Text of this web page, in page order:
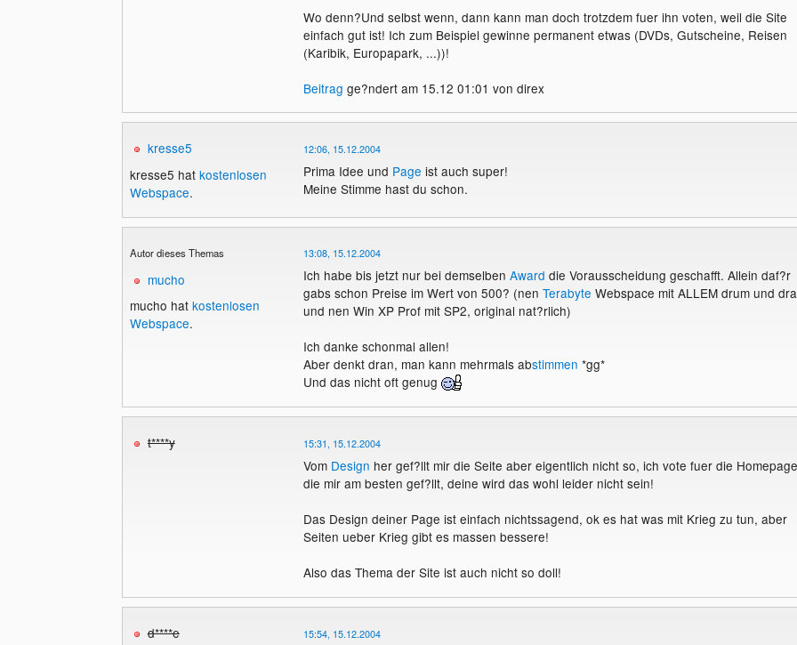
Wo denn?Und selbst wenn, dann kann man doch trotzdem fuer ihn voten, weil die Site
einfach gut ist! Ich zum Beispiel gewinne permanent etwas (DVDs, Gutscheine, Reisen
(Karibik, Europapark, ...))!
Beitrag ge?ndert am 15.12 01:01 von direx
kresse5
kresse5 hat kostenlosen
Webspace.
12:06, 15.12.2004
Prima Idee und Page ist auch super!
Meine Stimme hast du schon.
Autor dieses Themas
mucho
mucho hat kostenlosen
Webspace.
13:08, 15.12.2004
Ich habe bis jetzt nur bei demselben Award die Vorausscheidung geschafft. Allein daf?r
gabs schon Preise im Wert von 500? (nen Terabyte Webspace mit ALLEM drum und
und nen Win XP Prof mit SP2, original nat?rlich)
Ich danke schonmal allen!
Aber denkt dran, man kann mehrmals abstimmen *gg*
Und das nicht oft genug
t****y 15:31, 15.12.2004
Vom Design her gef?llt mir die Seite aber eigentlich nicht so, ich vote fuer die Homepage
die mir am besten gef?llt, deine wird das wohl leider nicht sein!
Das Design deiner Page ist einfach nichtssagend, ok es hat was mit Krieg zu tun, aber
Seiten ueber Krieg gibt es massen bessere!
Also das Thema der Site ist auch nicht so doll!
d****e 15:54, 15.12.2004